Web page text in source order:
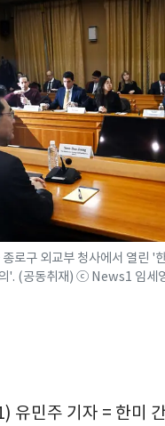
로구 외교부 청사에서 열린 '
'. (공동취재) ⓒ News1 임세
유민주 기자 = 한미